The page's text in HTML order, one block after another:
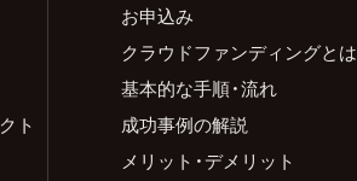
ト
お申込み
クラウドファンディングとは
基本的な手順・流れ
成功事例の解説
メリット・デメリット